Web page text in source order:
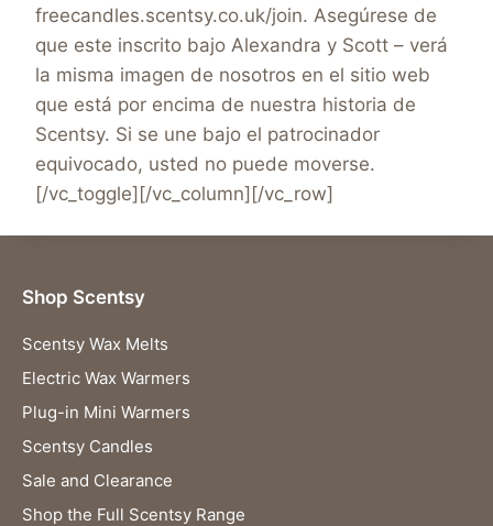
freecandles.scentsy.co.uk/join. Asegúrese de
que este inscrito bajo Alexandra y Scott – verá
la misma imagen de nosotros en el sitio web
que está por encima de nuestra historia de
Scentsy. Si se une bajo el patrocinador
equivocado, usted no puede moverse.
[/vc_toggle][/vc_column][/vc_row]
Shop Scentsy
Scentsy Wax Melts
Electric Wax Warmers
Plug-in Mini Warmers
Scentsy Candles
Sale and Clearance
Shop the Full Scentsy Range